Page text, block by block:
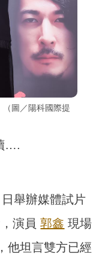
圖／陽科國際提
….
舉辦媒體試片
，演員郭鑫 現場
他坦言雙方已經